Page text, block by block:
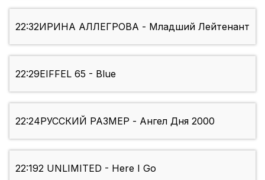
22:32ИРИНА АЛЛЕГРОВА - Младший Лейтенант
22:29EIFFEL 65 - Blue
22:24РУССКИЙ РАЗМЕР - Ангел Дня 2000
22:192 UNLIMITED - Here I Go